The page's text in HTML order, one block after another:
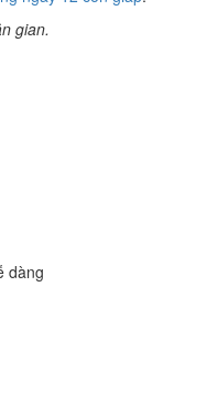
gian.
dàng